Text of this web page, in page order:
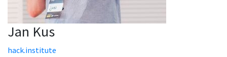
Jan Kus
hack.institute